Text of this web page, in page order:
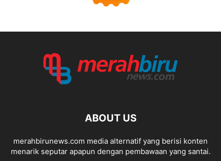
ABOUT US
merahbirunews.com media alternatif yang berisi konten
menarik seputar apapun dengan pembawaan yang santai.